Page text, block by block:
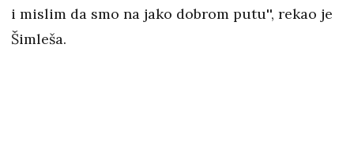
i mislim da smo na jako dobrom putu'', rekao je
Šimleša.